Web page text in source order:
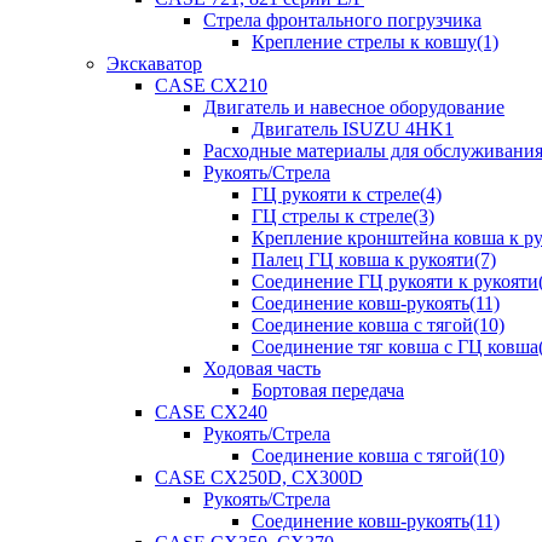
Стрела фронтального погрузчика
Крепление стрелы к ковшу(1)
Экскаватор
CASE CX210
Двигатель и навесное оборудование
Двигатель ISUZU 4HK1
Расходные материалы для обслуживания
Рукоять/Стрела
ГЦ рукояти к стреле(4)
ГЦ стрелы к стреле(3)
Крепление кронштейна ковша к
Палец ГЦ ковша к рукояти(7)
Соединение ГЦ рукояти к
Соединение ковш-рукоять(11)
Соединение ковша с тягой(10)
Соединение тяг ковша с ГЦ
Ходовая часть
Бортовая передача
CASE CX240
Рукоять/Стрела
Соединение ковша с тягой(10)
CASE CX250D, CX300D
Рукоять/Стрела
Соединение ковш-рукоять(11)